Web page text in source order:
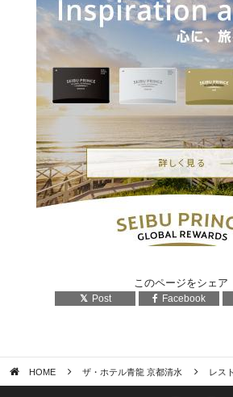
このページをシェア
Post Facebook
HOME ザ・ホテル青龍 京都清水 レス